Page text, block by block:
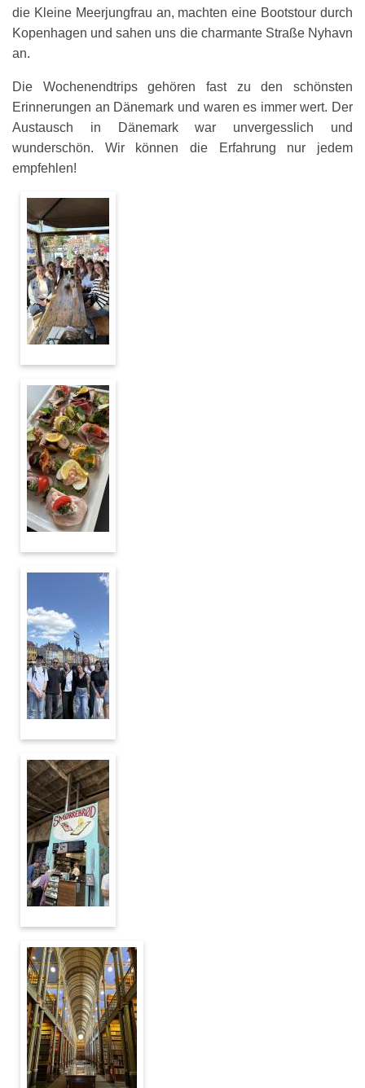
die Kleine Meerjungfrau an, machten eine Bootstour durch
Kopenhagen und sahen uns die charmante Straße Nyhavn
an.
Die Wochenendtrips gehören fast zu den schönsten
Erinnerungen an Dänemark und waren es immer wert. Der
Austausch in Dänemark war unvergesslich und
wunderschön. Wir können die Erfahrung nur jedem
empfehlen!